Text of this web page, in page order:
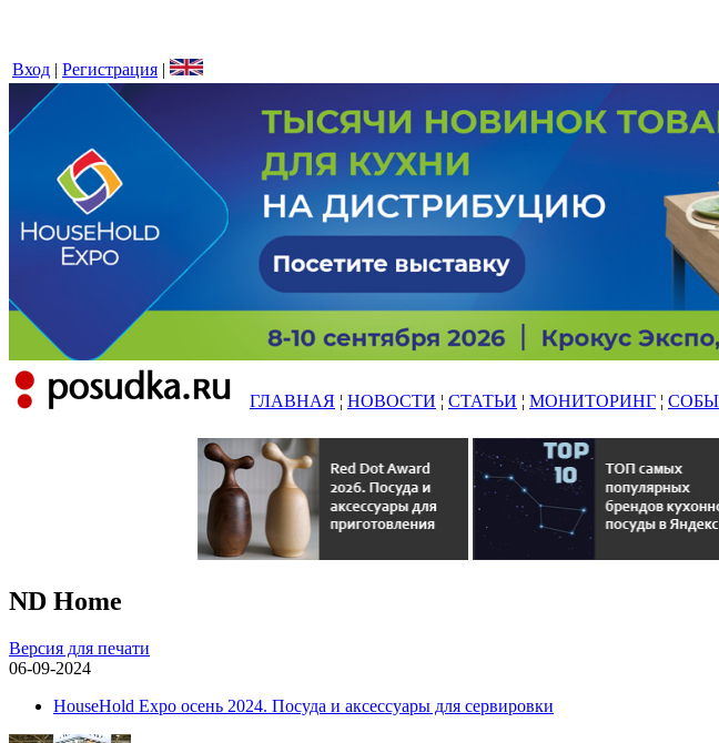
Вход | Регистрация |
ГЛАВНАЯ ¦ НОВОСТИ ¦ СТАТЬИ ¦ МОНИТОРИНГ ¦
ND Home
Версия для печати
06-09-2024
HouseHold Expo осень 2024. Посуда и аксессуары для сервировки